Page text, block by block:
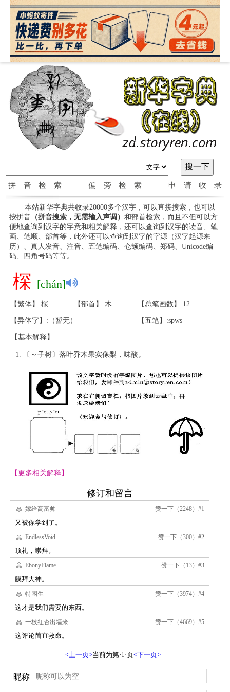
拼音检索 偏旁检索 申请收录
本站新华字典共收录20000多个汉字，可以直接搜索，也可以
按拼音（拼音搜索，无需输入声调） 和部首检索，而且不但可以方
便地查询到汉字的字意和相关解释，还可以查询到汉字的读音、笔
画、笔顺、部首等，此外还可以查询到汉字的字源（汉字起源来
历）、真人发音、注音、五笔编码、仓颉编码、郑码、Unicode编
码、四角号码等等。
棎 [chán]
【繁体】:棎 【部首】:木 【总笔画数】:12
【异体字】:（暂无） 【五笔】:spws
【基本解释】:
〔～子树〕落叶乔木果实像梨，味酸。
【更多相关解释】......